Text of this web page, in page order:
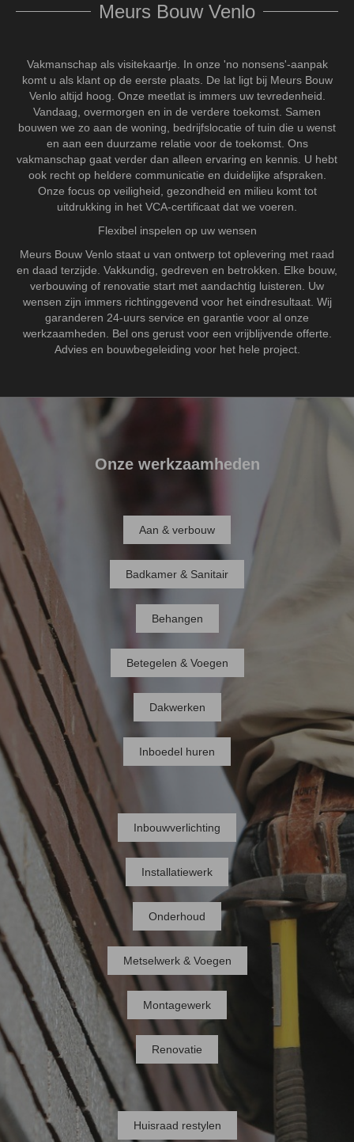
Meurs Bouw Venlo
Vakmanschap als visitekaartje. In onze 'no nonsens'-aanpak
komt u als klant op de eerste plaats. De lat ligt bij Meurs Bouw
Venlo altijd hoog. Onze meetlat is immers uw tevredenheid.
Vandaag, overmorgen en in de verdere toekomst. Samen
bouwen we zo aan de woning, bedrijfslocatie of tuin die u wenst
en aan een duurzame relatie voor de toekomst. Ons
vakmanschap gaat verder dan alleen ervaring en kennis. U hebt
ook recht op heldere communicatie en duidelijke afspraken.
Onze focus op veiligheid, gezondheid en milieu komt tot
uitdrukking in het VCA-certificaat dat we voeren.
Flexibel inspelen op uw wensen
Meurs Bouw Venlo staat u van ontwerp tot oplevering met raad
en daad terzijde. Vakkundig, gedreven en betrokken. Elke bouw,
verbouwing of renovatie start met aandachtig luisteren. Uw
wensen zijn immers richtinggevend voor het eindresultaat. Wij
garanderen 24-uurs service en garantie voor al onze
werkzaamheden. Bel ons gerust voor een vrijblijvende offerte.
Advies en bouwbegeleiding voor het hele project.
Onze werkzaamheden
Aan & verbouw
Badkamer & Sanitair
Behangen
Betegelen & Voegen
Dakwerken
Inboedel huren
Inbouwverlichting
Installatiewerk
Onderhoud
Metselwerk & Voegen
Montagewerk
Renovatie
Huisraad restylen